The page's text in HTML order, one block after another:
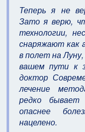
Теперь я не
Зато я верю,
технологии,
снаряжают как
в полет на
вашем пути к
доктор
лечение
редко
опаснее
нацелено.